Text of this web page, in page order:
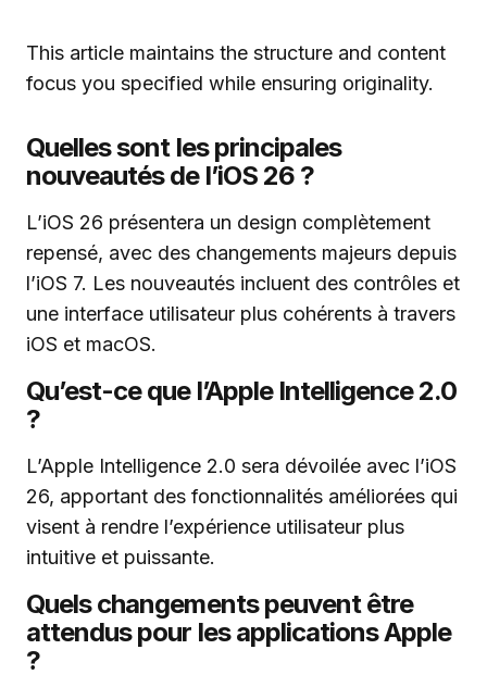
This article maintains the structure and content
focus you specified while ensuring originality.
Quelles sont les principales
nouveautés de l’iOS 26 ?
L’iOS 26 présentera un design complètement
repensé, avec des changements majeurs depuis
l’iOS 7. Les nouveautés incluent des contrôles et
une interface utilisateur plus cohérents à travers
iOS et macOS.
Qu’est-ce que l’Apple Intelligence 2.0
?
L’Apple Intelligence 2.0 sera dévoilée avec l’iOS
26, apportant des fonctionnalités améliorées qui
visent à rendre l’expérience utilisateur plus
intuitive et puissante.
Quels changements peuvent être
attendus pour les applications Apple
?